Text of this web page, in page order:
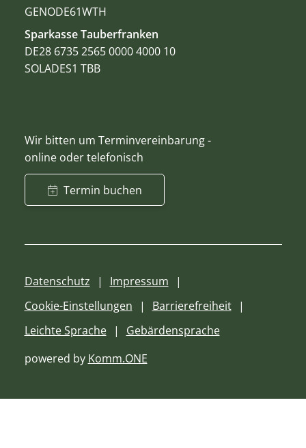
GENODE61WTH
Sparkasse Tauberfranken
DE28 6735 2565 0000 4000 10
SOLADES1 TBB
Wir bitten um Terminvereinbarung -
online oder telefonisch
Termin buchen
Datenschutz
Impressum
Cookie-Einstellungen
Barrierefreiheit
Leichte Sprache
Gebärdensprache
powered by Komm.ONE